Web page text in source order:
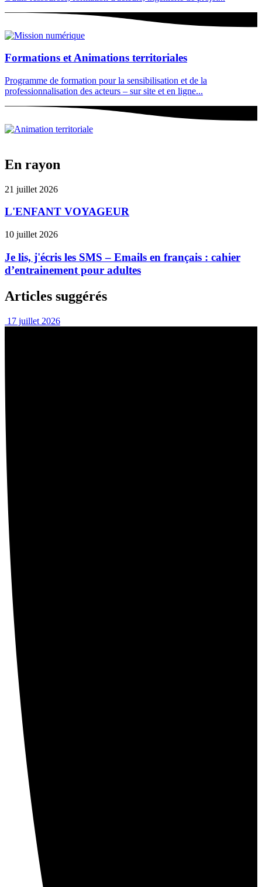
Formations et Animations territoriales
Programme de formation pour la sensibilisation et de la
professionnalisation des acteurs – sur site et en ligne...
En rayon
21 juillet 2026
L'ENFANT VOYAGEUR
10 juillet 2026
Je lis, j'écris les SMS – Emails en français : cahier
d’entrainement pour adultes
Articles suggérés
17 juillet 2026